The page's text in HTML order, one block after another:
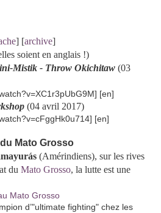
] [archive]
soient en anglais !)
Mistik - Throw Okichitaw (03
[en]
(04 avril 2017)
[en]
Mato Grosso
(Amérindiens), sur les rives
du Mato Grosso, la lutte est une
d’"ultimate fighting" chez les